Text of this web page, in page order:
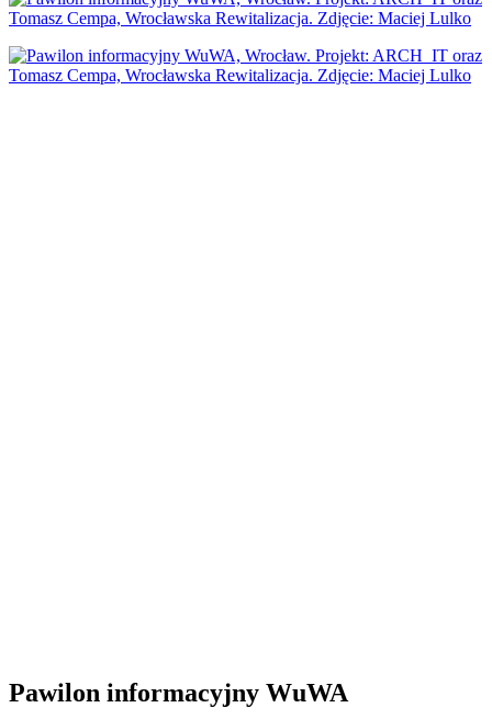
Pawilon informacyjny WuWA